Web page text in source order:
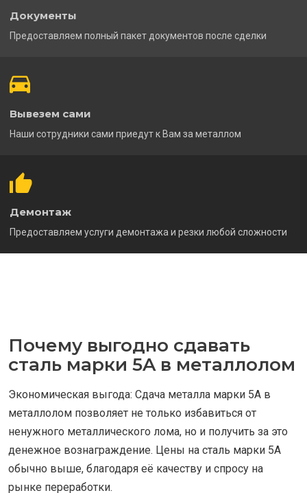
Документы
Предоставляем полный пакет документов после сделки
Вывезем сами
Наши сотрудники сами приедут к Вам за металлом
Демонтаж
Предоставляем услуги демонтажа и резки любой сложности
Почему выгодно сдавать
сталь марки 5A в металлолом
Экономическая выгода: Сдача металла марки 5A в
металлолом позволяет не только избавиться от
ненужного металлического лома, но и получить за это
денежное вознаграждение. Цены на сталь марки 5A
обычно выше, благодаря её качеству и спросу на
рынке переработки.